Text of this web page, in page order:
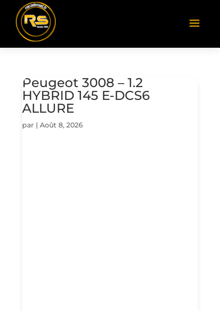
Peugeot 3008 – 1.2
HYBRID 145 E-DCS6
ALLURE
par | Août 8, 2026